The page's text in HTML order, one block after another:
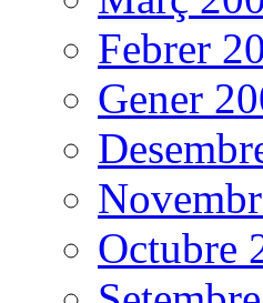
Febrer
Gener
Octubre